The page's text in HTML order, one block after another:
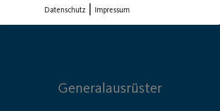
Generalausrüster
Datenschutz | Impressum